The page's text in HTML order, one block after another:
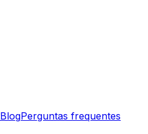
BlogPerguntas frequentes